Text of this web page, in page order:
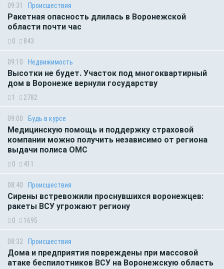
09:31 Происшествия
Ракетная опасность длилась в Воронежской
области почти час
0 843
09:10 Недвижимость
Высотки не будет. Участок под многоквартирный
дом в Воронеже вернули государству
1 2782
09:00 Будь в курсе
Медицинскую помощь и поддержку страховой
компании можно получить независимо от региона
выдачи полиса ОМС
0 411
08:40 Происшествия
Сирены встревожили проснувшихся воронежцев:
ракеты ВСУ угрожают региону
0 1695
08:32 Происшествия
Дома и предприятия повреждены при массовой
атаке беспилотников ВСУ на Воронежскую область